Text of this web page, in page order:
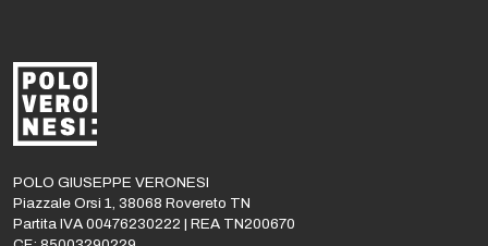
POLO GIUSEPPE VERONESI
Piazzale Orsi 1, 38068 Rovereto TN
Partita IVA 00476230222 | REA TN200670